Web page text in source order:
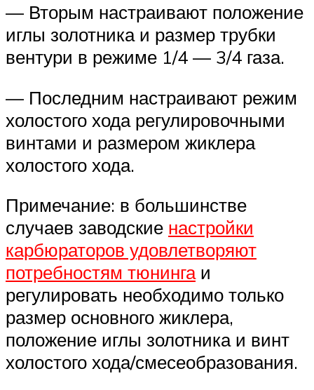
— Вторым настраивают положение
иглы золотника и размер трубки
вентури в режиме 1/4 — 3/4 газа.
— Последним настраивают режим
холостого хода регулировочными
винтами и размером жиклера
холостого хода.
Примечание: в большинстве
случаев заводские настройки
карбюраторов удовлетворяют
потребностям тюнингаи
регулировать необходимо только
размер основного жиклера,
положение иглы золотника и винт
холостого хода/смесеобразования.